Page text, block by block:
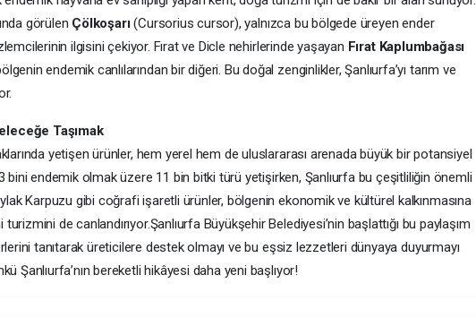
görülen Çölkoşarı(Cursorius cursor), yalnızca bu bölgede üreyen ender
ilgisini çekiyor. Fırat ve Dicle nehirlerinde yaşayan Fırat Kaplumbağası
endemik canlılarından bir diğeri. Bu doğal zenginlikler, Şanlıurfa’yı tarım ve
Taşımak
yetişen ürünler, hem yerel hem de uluslararası arenada büyük bir potansiyel
3 bini endemik olmak üzere 11 bin bitki türü yetişirken, Şanlıurfa bu çeşitliliğin önemli
Karpuzu gibi coğrafi işaretli ürünler, bölgenin ekonomik ve kültürel kalkınmasına
de canlandırıyor.Şanlıurfa Büyükşehir Belediyesi’nin başlattığı bu paylaşım
tanıtarak üreticilere destek olmayı ve bu eşsiz lezzetleri dünyaya duyurmayı
Şanlıurfa’nın bereketli hikâyesi daha yeni başlıyor!